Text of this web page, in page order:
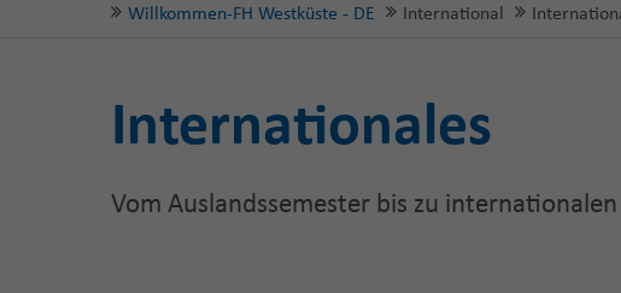
Willkommen-FH Westküste - DE International
Internationales
Vom Auslandssemester bis zu